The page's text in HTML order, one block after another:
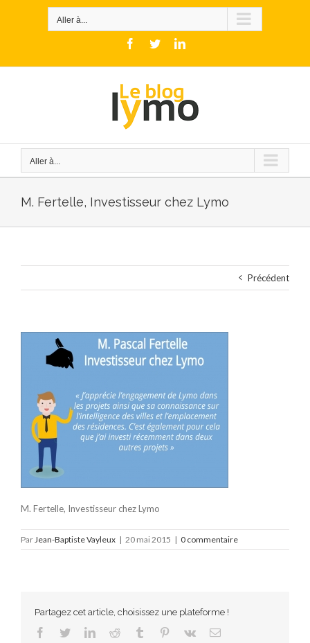
Aller à...
Facebook
TwitterLinkedIn
Aller à...
M. Fertelle, Investisseur chez Lymo
Précédent
M. Fertelle, Investisseur chez Lymo
ParJean-Baptiste Vayleux | 20 mai 2015 | 0 commentaire
Partagez cet article, choisissez une plateforme !
Facebook
TwitterLinkedInReddit Tumblr Pinterest
Vk Email